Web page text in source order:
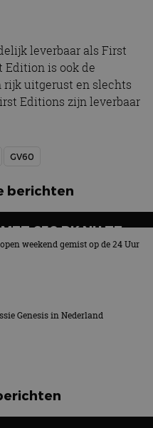
leverbaar als First
Edition is ook de
rijk uitgerust en slechts
Editions zijn leverbaar
GV60
berichten
650 PK NU TE
IN NEDERLAND
Magma-programma
weekend gemist op de 24 Uur
Genesis in Nederland